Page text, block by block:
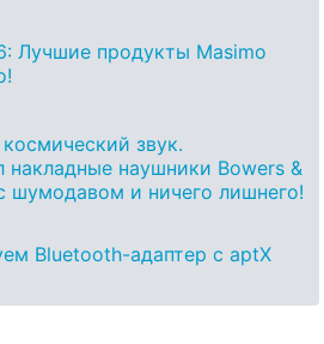
Лучшие продукты Masimo
звук.
накладные наушники Bowers &
шумодавом и ничего лишнего!
Bluetooth-адаптер с aptX